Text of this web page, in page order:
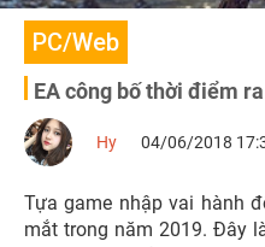
PC/Web
EA công bố thời điểm
Hy 04/06/2018
Tựa game nhập vai hành
mắt trong năm 2019. Đây